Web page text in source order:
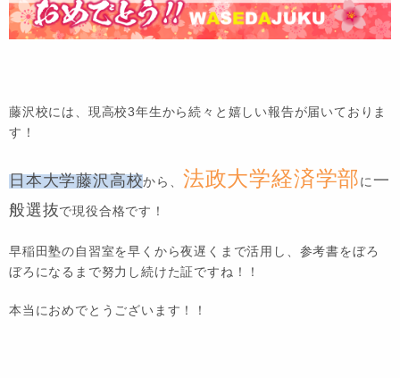
藤沢校には、現高校3年生から続々と嬉しい報告が届いておりま
す！
日本大学藤沢高校から、 法政大学経済学部に一
般選抜で現役合格です！
早稲田塾の自習室を早くから夜遅くまで活用し、参考書をぼろ
ぼろになるまで努力し続けた証ですね！！
本当におめでとうございます！！